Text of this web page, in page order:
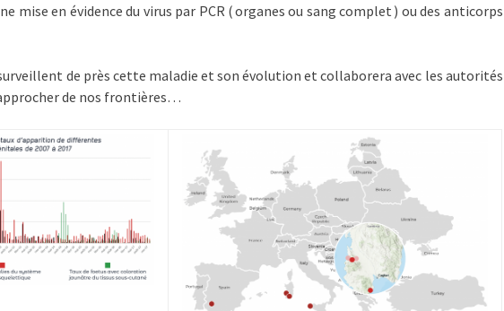
mise en évidence du virus par PCR ( organes ou sang complet ) ou des anticorps
de près cette maladie et son évolution et collaborera avec les autorités
de nos frontières…